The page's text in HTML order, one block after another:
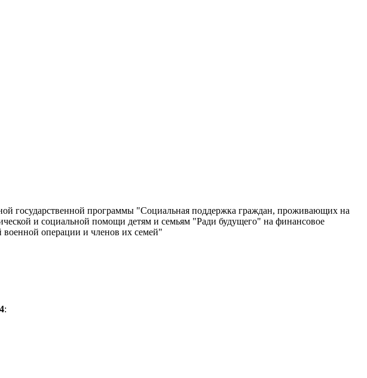
государственной программы "Социальная поддержка граждан, проживающих на
и социальной помощи детям и семьям "Ради будущего" на финансовое
военной операции и членов их семей"
: